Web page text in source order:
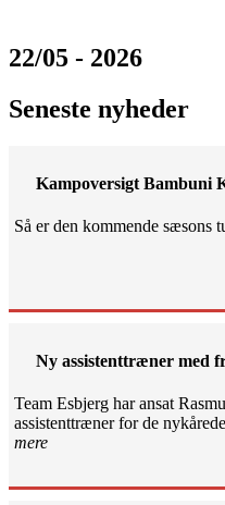
22/05 - 2026
Seneste nyheder
Kampoversigt Bambuni
Så er den kommende sæsons
Ny assistenttræner med
Team Esbjerg har ansat
assistenttræner for de
mere